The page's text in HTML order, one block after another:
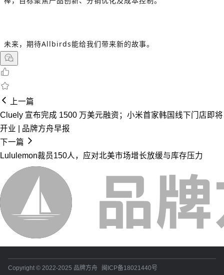
未来，期待Allbirds能给我们带来新的故事。
上一篇
Cluely 宣布完成 1500 万美元融资；小米首家韩国线下门店即将
开业 | 品牌方舟早报
下一篇
Lululemon裁员150人，应对北美市场增长放缓与库存压力
Copyright © 2022-2025 品牌方舟 闽ICP备18021440号